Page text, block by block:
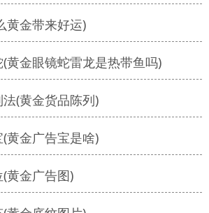
黄金带来好运)
黄金眼镜蛇雷龙是热带鱼吗)
(黄金货品陈列)
黄金广告宝是啥)
黄金广告图)